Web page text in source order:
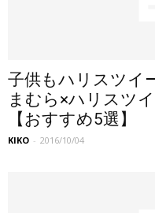
子供もハリスツイ
まむら×ハリスツ
【おすすめ5選】
KIKO - 2016/10/04